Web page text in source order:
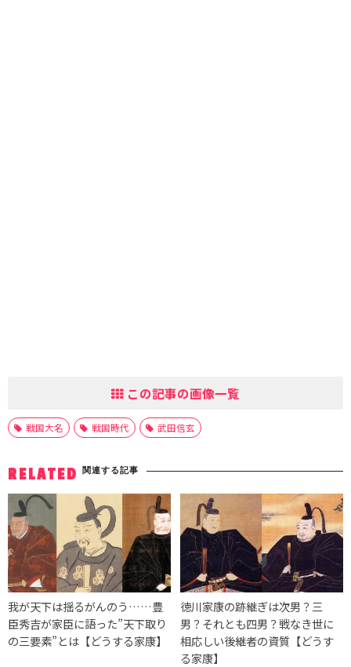
この記事の画像一覧
戦国大名 戦国時代 武田信玄
RELATED 関連する記事
我が天下は揺るがんのう……豊
臣秀吉が家臣に語った”天下取り
の三要素”とは【どうする家康】
徳川家康の跡継ぎは次男？三
男？それとも四男？戦なき世に
相応しい後継者の資質【どうす
る家康】